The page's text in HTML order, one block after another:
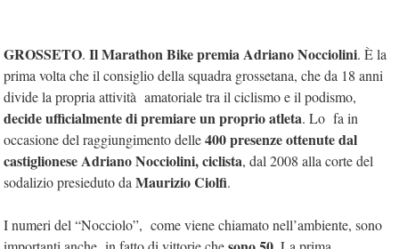
GROSSETO. Il Marathon Bike premia Adriano Nocciolini. È la
prima volta che il consiglio della squadra grossetana, che da 18 anni
divide la propria attività amatoriale tra il ciclismo e il podismo,
decide ufficialmente di premiare un proprio atleta. Lo fa in
occasione del raggiungimento delle400 presenze ottenute dal
castiglionese Adriano Nocciolini, ciclista, dal 2008 alla corte del
sodalizio presieduto da Maurizio Ciolfi.
I numeri del “Nocciolo”, come viene chiamato nell’ambiente, sono